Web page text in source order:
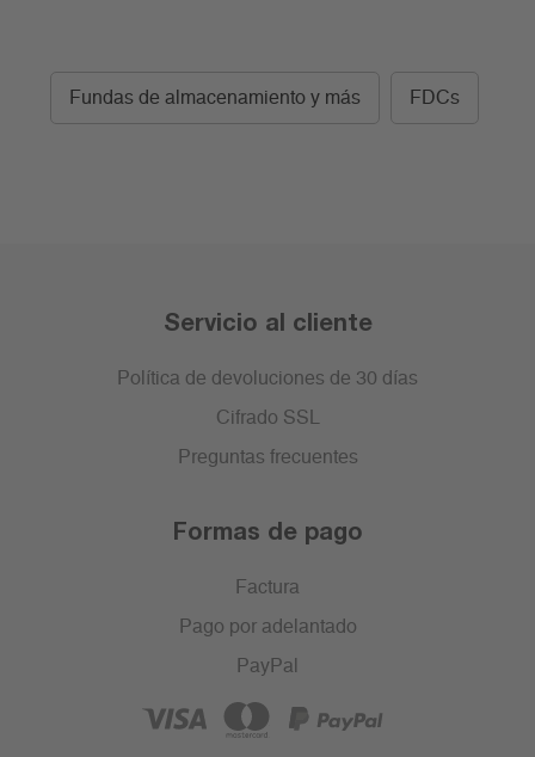
Fundas de almacenamiento y más FDCs
Servicio al cliente
Política de devoluciones de 30 días
Cifrado SSL
Preguntas frecuentes
Formas de pago
Factura
Pago por adelantado
PayPal